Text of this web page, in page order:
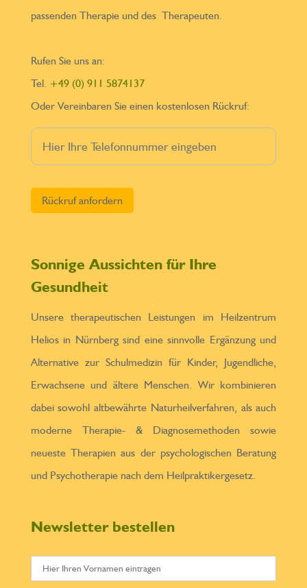
passenden Therapie und des Therapeuten.
Rufen Sie uns an:
Tel. +49 (0) 911 5874137
Oder Vereinbaren Sie einen kostenlosen Rückruf:
Sonnige Aussichten für Ihre
Gesundheit
Unsere therapeutischen Leistungen im Heilzentrum
Helios in Nürnberg sind eine sinnvolle Ergänzung und
Alternative zur Schulmedizin für Kinder, Jugendliche,
Erwachsene und ältere Menschen. Wir kombinieren
dabei sowohl altbewährte Naturheilverfahren, als auch
moderne Therapie- & Diagnosemethoden sowie
neueste Therapien aus der psychologischen Beratung
und Psychotherapie nach dem Heilpraktikergesetz.
Newsletter bestellen